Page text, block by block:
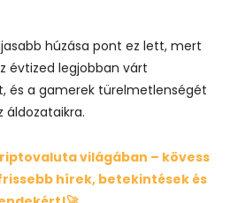
húzása pont ez lett, mert
évtized legjobban várt
és a gamerek türelmetlenségét
áldozataikra.
világában – kövess
hírek, betekintések és